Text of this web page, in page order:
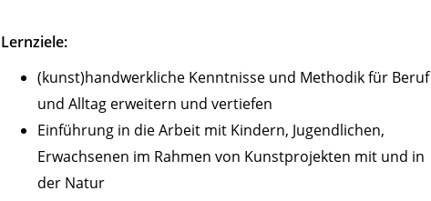
Lernziele:
(kunst)handwerkliche Kenntnisse und Methodik für Beruf
und Alltag erweitern und vertiefen
Einführung in die Arbeit mit Kindern, Jugendlichen,
Erwachsenen im Rahmen von Kunstprojekten mit und in
der Natur